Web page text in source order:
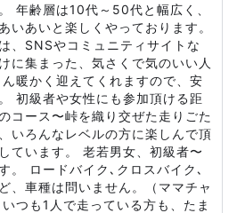
年齢層は10代～50代と幅広く、
いあいと楽しくやっております。
、SNSやコミュニティサイトな
に集まった、気さくで気のいい人
暖かく迎えてくれますので、安
初級者や女性にも参加頂ける距
コース〜峠を織り交ぜた走りごた
いろんなレベルの方に楽しんで頂
ています。 老若男女、初級者〜
。 ロードバイク､クロスバイク､
、車種は問いません。（ママチャ
つも1人で走っている方も、たま